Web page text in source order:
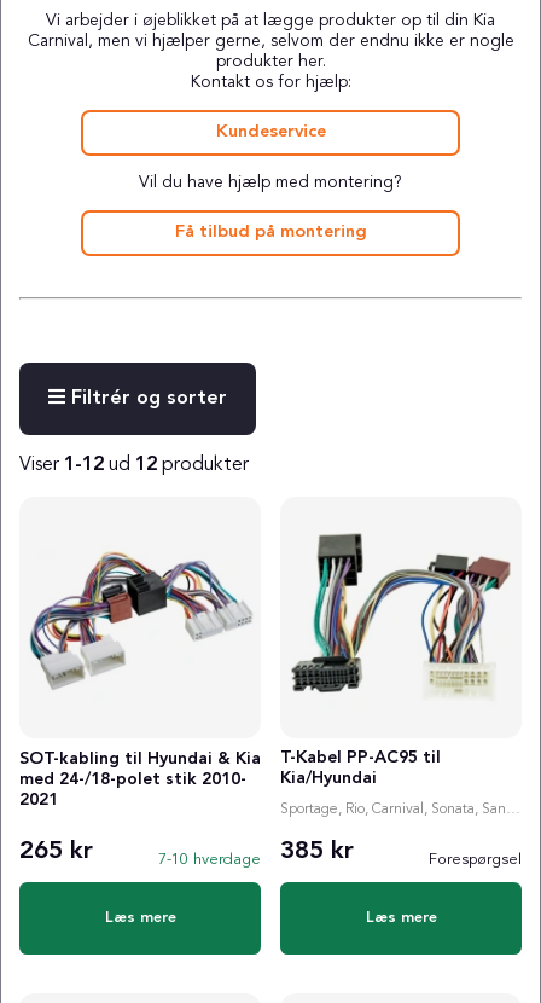
Vi arbejder i øjeblikket på at lægge produkter op til din Kia
Carnival, men vi hjælper gerne, selvom der endnu ikke er nogle
produkter her.
Kontakt os for hjælp:
Kundeservice
Vil du have hjælp med montering?
Få tilbud på montering
Filtrér og sorter
Viser 1-12 ud 12 produkter
SOT-kabling til Hyundai & Kia
med 24-/18-polet stik 2010-
2021
265 kr 7-10 hverdage
Læs mere
T-Kabel PP-AC95 til
Kia/Hyundai
Sportage, Rio, Carnival, Sonata, Santa Fe
385 kr Forespørgsel
Læs mere